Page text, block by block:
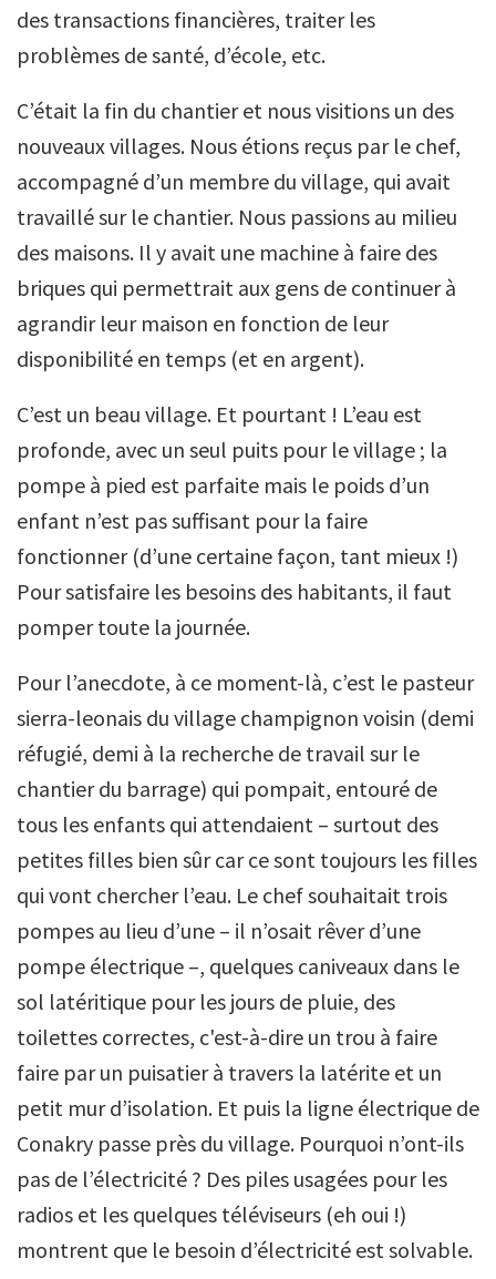
des transactions financières, traiter les
problèmes de santé, d’école, etc.
C’était la fin du chantier et nous visitions un des
nouveaux villages. Nous étions reçus par le chef,
accompagné d’un membre du village, qui avait
travaillé sur le chantier. Nous passions au milieu
des maisons. Il y avait une machine à faire des
briques qui permettrait aux gens de continuer à
agrandir leur maison en fonction de leur
disponibilité en temps (et en argent).
C’est un beau village. Et pourtant ! L’eau est
profonde, avec un seul puits pour le village ; la
pompe à pied est parfaite mais le poids d’un
enfant n’est pas suffisant pour la faire
fonctionner (d’une certaine façon, tant mieux !)
Pour satisfaire les besoins des habitants, il faut
pomper toute la journée.
Pour l’anecdote, à ce moment-là, c’est le pasteur
sierra-leonais du village champignon voisin (demi
réfugié, demi à la recherche de travail sur le
chantier du barrage) qui pompait, entouré de
tous les enfants qui attendaient – surtout des
petites filles bien sûr car ce sont toujours les filles
qui vont chercher l’eau. Le chef souhaitait trois
pompes au lieu d’une – il n’osait rêver d’une
pompe électrique –, quelques caniveaux dans le
sol latéritique pour les jours de pluie, des
toilettes correctes, c'est-à-dire un trou à faire
faire par un puisatier à travers la latérite et un
petit mur d’isolation. Et puis la ligne électrique de
Conakry passe près du village. Pourquoi n’ont-ils
pas de l’électricité ? Des piles usagées pour les
radios et les quelques téléviseurs (eh oui !)
montrent que le besoin d’électricité est solvable.